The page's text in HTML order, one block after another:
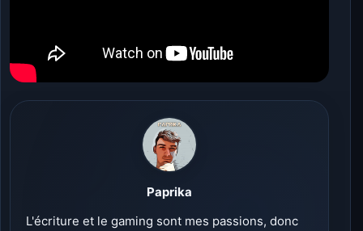
Paprika
L'écriture et le gaming sont mes passions, donc